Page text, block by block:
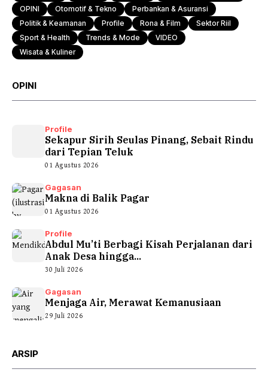
OPINI Otomotif & Tekno
Perbankan & Asuransi
Politik & Keamanan
Profile Rona & Film
Sektor Riil
Sport & Health
Trends & Mode
VIDEO
Wisata & Kuliner
OPINI
Profile
Sekapur Sirih Seulas Pinang, Sebait Rindu
dari Tepian Teluk
01 Agustus 2026
Gagasan
Makna di Balik Pagar
01 Agustus 2026
Profile
Abdul Mu’ti Berbagi Kisah Perjalanan dari
Anak Desa hingga...
30 Juli 2026
Gagasan
Menjaga Air, Merawat Kemanusiaan
29 Juli 2026
ARSIP